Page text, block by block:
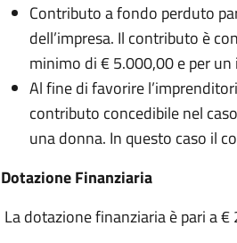
Contributo a fondo perduto
dell’impresa. Il contributo è
minimo di € 5.000,00 e per
Al fine di favorire
contributo concedibile nel
una donna. In questo caso il
Dotazione Finanziaria
La dotazione finanziaria è pari a